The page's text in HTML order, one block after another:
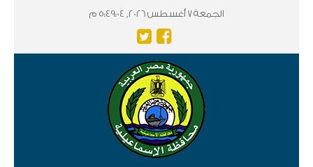
الجمعة 7 أغسطس 2026, 5:49:04 م